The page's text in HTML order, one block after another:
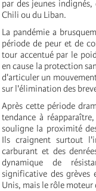
par des jeunes
Chili ou du Liban.
La pandémie a
période de peur et de
tour accentué par le
en cause la protection
d'articuler un
sur l'élimination des
Après cette période
tendance à
souligne la proximité
Ils craignent surtout
carburant et des
dynamique de
significative des grèves
Unis, mais le rôle